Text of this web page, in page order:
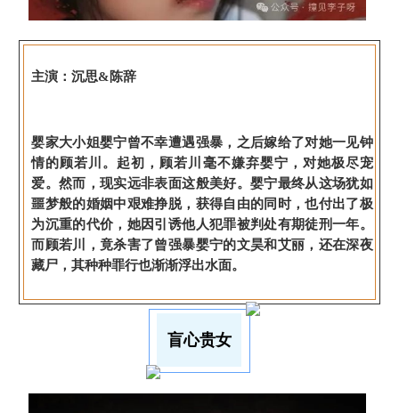
主演：沉思&陈辞
婴家大小姐婴宁曾不幸遭遇强暴，之后嫁给了对她一见钟
情的顾若川。起初，顾若川毫不嫌弃婴宁，对她极尽宠
爱。然而，现实远非表面这般美好。婴宁最终从这场犹如
噩梦般的婚姻中艰难挣脱，获得自由的同时，也付出了极
为沉重的代价，她因引诱他人犯罪被判处有期徒刑一年。
而顾若川，竟杀害了曾强暴婴宁的文昊和艾丽，还在深夜
藏尸，其种种罪行也渐渐浮出水面。
盲心贵女